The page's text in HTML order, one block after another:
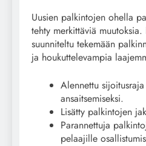
Uusien palkintojen ohella
tehty merkittäviä
suunniteltu tekemään
ja houkuttelevampia
Alennettu
ansaitsemiseksi.
Lisätty palkintojen
Parannettuja
pelaajille